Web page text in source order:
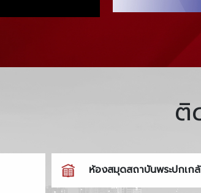
ติ
ห้องสมุดสถาบันพระปกเก